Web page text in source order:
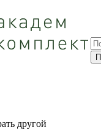
другой